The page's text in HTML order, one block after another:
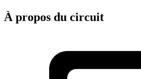
À propos du circuit